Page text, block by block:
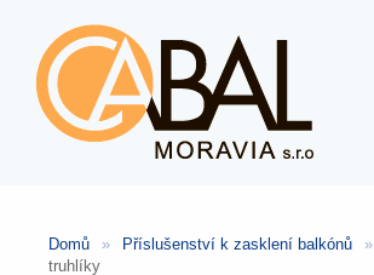
obsah
Domů » Příslušenství k zasklení balkónů »
truhlíky